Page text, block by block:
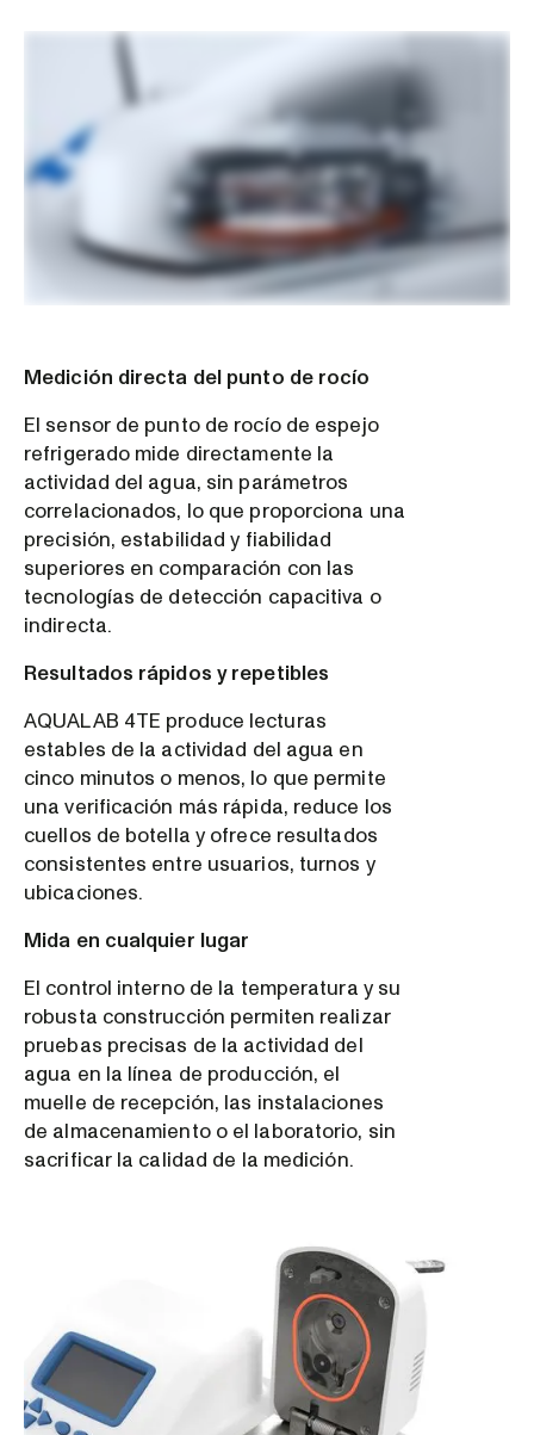
Medición directa del punto de rocío
El sensor de punto de rocío de espejo
refrigerado mide directamente la
actividad del agua, sin parámetros
correlacionados, lo que proporciona una
precisión, estabilidad y fiabilidad
superiores en comparación con las
tecnologías de detección capacitiva o
indirecta.
Resultados rápidos y repetibles
AQUALAB 4TE produce lecturas
estables de la actividad del agua en
cinco minutos o menos, lo que permite
una verificación más rápida, reduce los
cuellos de botella y ofrece resultados
consistentes entre usuarios, turnos y
ubicaciones.
Mida en cualquier lugar
El control interno de la temperatura y su
robusta construcción permiten realizar
pruebas precisas de la actividad del
agua en la línea de producción, el
muelle de recepción, las instalaciones
de almacenamiento o el laboratorio, sin
sacrificar la calidad de la medición.